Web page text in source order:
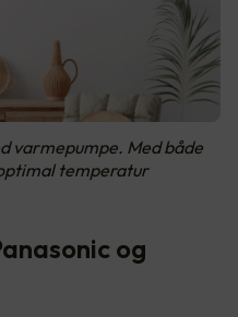
varmepumpe. Med både
temperatur
og